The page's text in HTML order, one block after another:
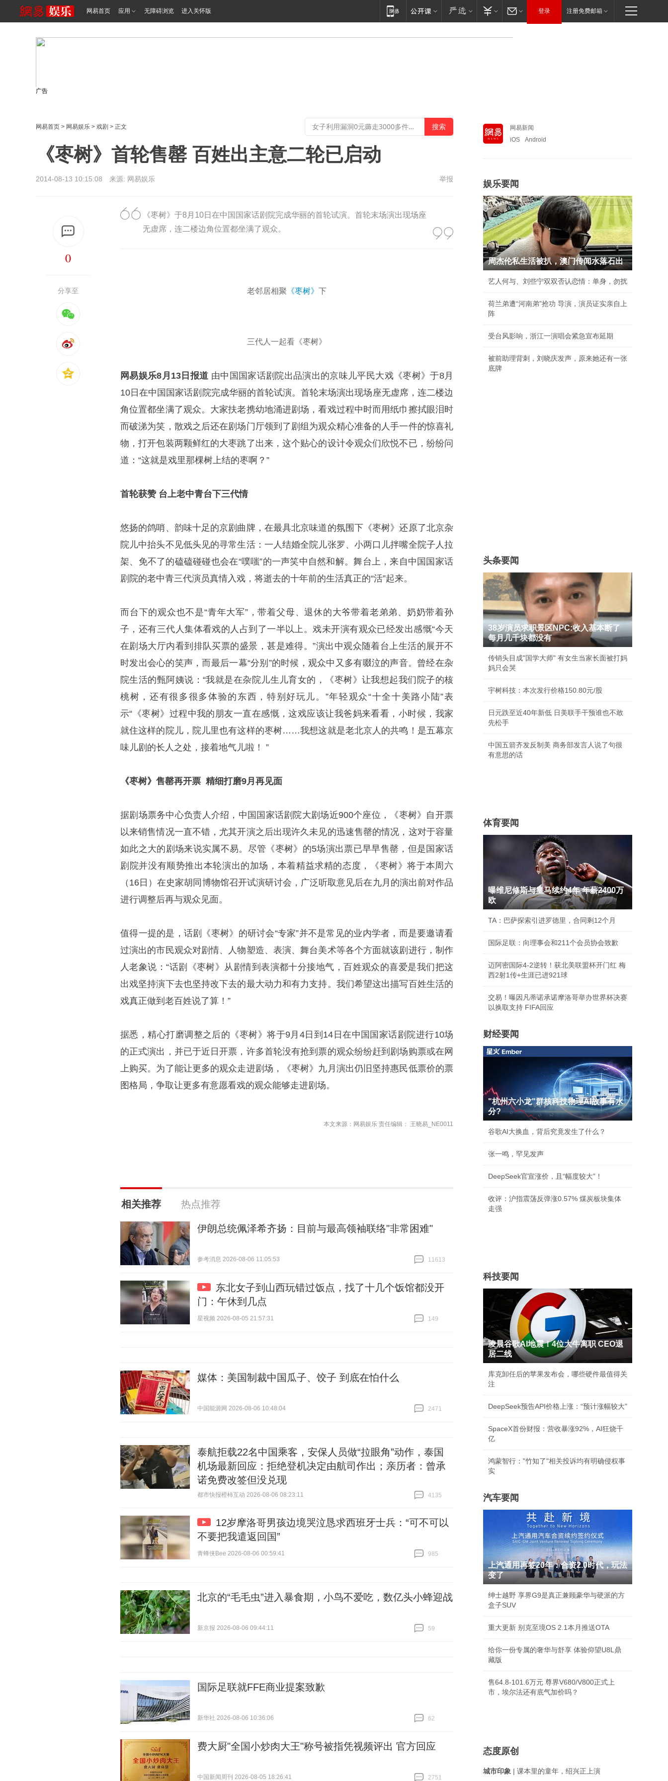
网易首页 应用 无障碍浏览 进入关怀版 登录 注册免费邮箱
广告
网易首页 > 网易娱乐 > 戏剧 > 正文
《枣树》首轮售罄 百姓出主意二轮已启动
2014-08-13 10:15:08 来源: 网易娱乐 举报
0
分享至
《枣树》于8月10日在中国国家话剧院完成华丽的首轮试演。首轮末场演出现场座
无虚席，连二楼边角位置都坐满了观众。
老邻居相聚 《枣树》 下
三代人一起看《枣树》
网易娱乐8月13日报道 由中国国家话剧院出品演出的京味儿平民大戏《枣树》于8月
10日在中国国家话剧院完成华丽的首轮试演。首轮末场演出现场座无虚席，连二楼边
角位置都坐满了观众。大家扶老携幼地涌进剧场，看戏过程中时而用纸巾擦拭眼泪时
而破涕为笑，散戏之后还在剧场门厅领到了剧组为观众精心准备的人手一件的惊喜礼
物，打开包装两颗鲜红的大枣跳了出来，这个贴心的设计令观众们欣悦不已，纷纷问
道：“这就是戏里那棵树上结的枣啊？”
首轮获赞 台上老中青台下三代情
悠扬的鸽哨、韵味十足的京剧曲牌，在最具北京味道的氛围下《枣树》还原了北京杂
院儿中抬头不见低头见的寻常生活：一人结婚全院儿张罗、小两口儿拌嘴全院子人拉
架、免不了的磕磕碰碰也会在“噗嗤”的一声笑中自然和解。舞台上，来自中国国家话
剧院的老中青三代演员真情入戏，将逝去的十年前的生活真正的“活”起来。
而台下的观众也不是“青年大军”，带着父母、退休的大爷带着老弟弟、奶奶带着孙
子，还有三代人集体看戏的人占到了一半以上。戏未开演有观众已经发出感慨“今天
在剧场大厅内看到排队买票的盛景，甚是难得。”演出中观众随着台上生活的展开不
时发出会心的笑声，而最后一幕“分别”的时候，观众中又多有啜泣的声音。曾经在杂
院生活的甄阿姨说：“我就是在杂院儿生儿育女的，《枣树》让我想起我们院子的核
桃树，还有很多很多体验的东西，特别好玩儿。”年轻观众“十全十美路小陆”表
示“《枣树》过程中我的朋友一直在感慨，这戏应该让我爸妈来看看，小时候，我家
就住这样的院儿，院儿里也有这样的枣树……我想这就是老北京人的共鸣！是五幕京
味儿剧的长人之处，接着地气儿啦！ ”
《枣树》售罄再开票 精细打磨9月再见面
据剧场票务中心负责人介绍，中国国家话剧院大剧场近900个座位，《枣树》自开票
以来销售情况一直不错，尤其开演之后出现许久未见的迅速售罄的情况，这对于容量
如此之大的剧场来说实属不易。尽管《枣树》的5场演出票已早早售罄，但是国家话
剧院并没有顺势推出本轮演出的加场，本着精益求精的态度，《枣树》将于本周六
（16日）在史家胡同博物馆召开试演研讨会，广泛听取意见后在九月的演出前对作品
进行调整后再与观众见面。
值得一提的是，话剧《枣树》的研讨会“专家”并不是常见的业内学者，而是要邀请看
过演出的市民观众对剧情、人物塑造、表演、舞台美术等各个方面就该剧进行，制作
人老象说：“话剧《枣树》从剧情到表演都十分接地气，百姓观众的喜爱是我们把这
出戏坚持演下去也坚持改下去的最大动力和有力支持。我们希望这出描写百姓生活的
戏真正做到老百姓说了算！”
据悉，精心打磨调整之后的《枣树》将于9月4日到14日在中国国家话剧院进行10场
的正式演出，并已于近日开票，许多首轮没有抢到票的观众纷纷赶到剧场购票或在网
上购买。为了能让更多的观众走进剧场，《枣树》九月演出仍旧坚持惠民低票价的票
图格局，争取让更多有意愿看戏的观众能够走进剧场。
本文来源：网易娱乐 责任编辑： 王晓易_NE0011
相关推荐 热点推荐
伊朗总统佩泽希齐扬：目前与最高领袖联络"非常困难"
参考消息 2026-08-06 11:05:53
11613
东北女子到山西玩错过饭点，找了十几个饭馆都没开
门：午休到几点
星视频 2026-08-05 21:57:31
149
媒体：美国制裁中国瓜子、饺子 到底在怕什么
中国能源网 2026-08-06 10:48:04
2471
泰航拒载22名中国乘客，安保人员做“拉眼角”动作，泰国
机场最新回应：拒绝登机决定由航司作出；亲历者：曾承
诺免费改签但没兑现
都市快报橙柿互动 2026-08-06 08:23:11
4135
12岁摩洛哥男孩边境哭泣恳求西班牙士兵：“可不可以
不要把我遣返回国”
青蜂侠Bee 2026-08-06 00:59:41
985
北京的“毛毛虫”进入暴食期，小鸟不爱吃，数亿头小蜂迎战
新京报 2026-08-06 09:44:11
59
国际足联就FFE商业提案致歉
新华社 2026-08-06 10:36:06
62
费大厨"全国小炒肉大王"称号被指凭视频评出 官方回应
中国新闻周刊 2026-08-05 18:26:41 2751
网易新闻
iOS
Android
娱乐要闻
周杰伦私生活被扒，澳门传闻水落石出
艺人何与、刘些宁双双否认恋情：单身，勿扰
荷兰弟遭“河南弟”抢功 导演，演员证实亲自上
阵
受台风影响，浙江一演唱会紧急宣布延期
被前助理背刺，刘晓庆发声，原来她还有一张
底牌
头条要闻
38岁演员求职景区NPC:收入基本断了
每月几千块都没有
传销头目成"国学大师" 有女生当家长面被打妈
妈只会哭
宇树科技：本次发行价格150.80元/股
日元跌至近40年新低 日美联手干预谁也不敢
先松手
中国五箭齐发反制美 商务部发言人说了句很
有意思的话
体育要闻
曝维尼修斯与皇马续约4年 年薪2400万
欧
TA：巴萨探索引进罗德里，合同剩12个月
国际足联：向理事会和211个会员协会致歉
迈阿密国际4-2逆转！获北美联盟杯开门红 梅
西2射1传+生涯已进921球
交易！曝因凡蒂诺承诺摩洛哥举办世界杯决赛
以换取支持 FIFA回应
财经要闻
"杭州六小龙"群核科技物理AI故事有水
分?
谷歌AI大换血，背后究竟发生了什么？
张一鸣，罕见发声
DeepSeek官宣涨价，且“幅度较大”！
收评：沪指震荡反弹涨0.57% 煤炭板块集体
走强
科技要闻
凌晨谷歌AI地震！4位大牛离职 CEO退
居二线
库克卸任后的苹果发布会，哪些硬件最值得关
注
DeepSeek预告API价格上涨：“预计涨幅较大”
SpaceX首份财报：营收暴涨92%，AI狂烧千
亿
鸿蒙智行："竹知了"相关投诉均有明确侵权事
实
汽车要闻
上汽通用再签20年：合资2.0时代，玩法
变了
绅士越野 享界G9是真正兼顾豪华与硬派的方
盒子SUV
重大更新 别克至境OS 2.1本月推送OTA
给你一份专属的奢华与舒享 体验仰望U8L鼎
藏版
售64.8-101.6万元 尊界V680/V800正式上
市，埃尔法还有底气加价吗？
态度原创
城市印象 | 课本里的童年，绍兴正上演